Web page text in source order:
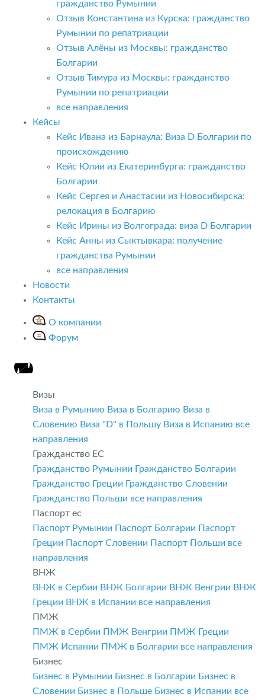
гражданство Румынии
Отзыв Константина из Курска: гражданство
Румынии по репатриации
Отзыв Алёны из Москвы: гражданство
Болгарии
Отзыв Тимура из Москвы: гражданство
Румынии по репатриации
все направления
Кейсы
Кейс Ивана из Барнаула: Виза D Болгарии по
происхождению
Кейс Юлии из Екатеринбурга: гражданство
Болгарии
Кейс Сергея и Анастасии из Новосибирска:
релокация в Болгарию
Кейс Ирины из Волгограда: виза D Болгарии
Кейс Анны из Сыктывкара: получение
гражданства Румынии
все направления
Новости
Контакты
О компании
Форум
Визы
Виза в Румынию Виза в Болгарию Виза в
Словению Виза "D" в Польшу Виза в Испанию все
направления
Гражданство ЕС
Гражданство Румынии Гражданство Болгарии
Гражданство Греции Гражданство Словении
Гражданство Польши все направления
Паспорт ес
Паспорт Румынии Паспорт Болгарии Паспорт
Греции Паспорт Словении Паспорт Польши все
направления
ВНЖ
ВНЖ в Сербии ВНЖ Болгарии ВНЖ Венгрии ВНЖ
Греции ВНЖ в Испании все направления
ПМЖ
ПМЖ в Сербии ПМЖ Венгрии ПМЖ Греции
ПМЖ Испании ПМЖ в Болгарии все направления
Бизнес
Бизнес в Румынии Бизнес в Болгарии Бизнес в
Словении Бизнес в Польше Бизнес в Испании все